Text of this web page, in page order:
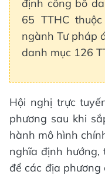
định công bố
65 TTHC
ngành Tư pháp
danh mục 126
Hội nghị trực
phương sau khi
hành mô hình
nghĩa định hướng,
để các địa phương